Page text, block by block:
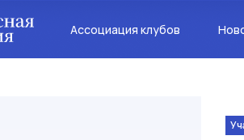
Ассоциация клубов